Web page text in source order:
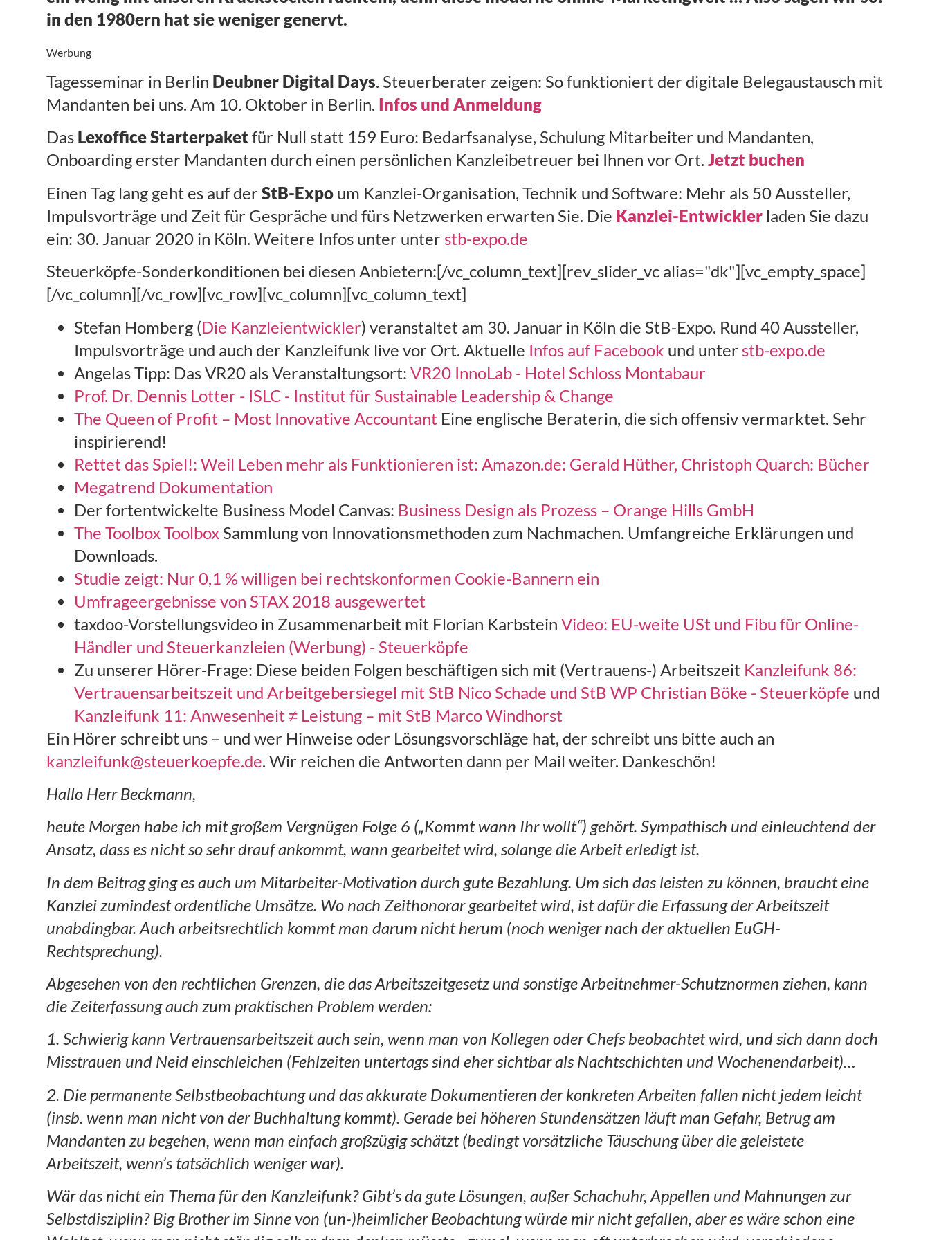
in den 1980ern hat sie weniger genervt.
Werbung
Tagesseminar in Berlin Deubner Digital Days. Steuerberater zeigen: So funktioniert der digitale Belegaustausch mit
Mandanten bei uns. Am 10. Oktober in Berlin. Infos und Anmeldung
Das Lexoffice Starterpaket für Null statt 159 Euro: Bedarfsanalyse, Schulung Mitarbeiter und Mandanten,
Onboarding erster Mandanten durch einen persönlichen Kanzleibetreuer bei Ihnen vor Ort.Jetzt buchen
Einen Tag lang geht es auf derStB-Expo um Kanzlei-Organisation, Technik und Software: Mehr als 50 Aussteller,
Impulsvorträge und Zeit für Gespräche und fürs Netzwerken erwarten Sie. Die Kanzlei-Entwickler laden Sie dazu
ein: 30. Januar 2020 in Köln. Weitere Infos unter unter stb-expo.de
Steuerköpfe-Sonderkonditionen bei diesen Anbietern:[/vc_column_text][rev_slider_vc alias="dk"][vc_empty_space]
[/vc_column][/vc_row][vc_row][vc_column][vc_column_text]
Stefan Homberg (Die Kanzleientwickler) veranstaltet am 30. Januar in Köln die StB-Expo. Rund 40 Aussteller,
Impulsvorträge und auch der Kanzleifunk live vor Ort. Aktuelle Infos auf Facebook und unter stb-expo.de
Angelas Tipp: Das VR20 als Veranstaltungsort:VR20 InnoLab - Hotel Schloss Montabaur
Prof. Dr. Dennis Lotter - ISLC - Institut für Sustainable Leadership & Change
The Queen of Profit – Most Innovative Accountant Eine englische Beraterin, die sich offensiv vermarktet. Sehr
inspirierend!
Rettet das Spiel!: Weil Leben mehr als Funktionieren ist: Amazon.de: Gerald Hüther, Christoph Quarch: Bücher
Megatrend Dokumentation
Der fortentwickelte Business Model Canvas: Business Design als Prozess – Orange Hills GmbH
The Toolbox Toolbox Sammlung von Innovationsmethoden zum Nachmachen. Umfangreiche Erklärungen und
Downloads.
Studie zeigt: Nur 0,1 % willigen bei rechtskonformen Cookie-Bannern ein
Umfrageergebnisse von STAX 2018 ausgewertet
taxdoo-Vorstellungsvideo in Zusammenarbeit mit Florian KarbsteinVideo: EU-weite USt und Fibu für Online-
Händler und Steuerkanzleien (Werbung) - Steuerköpfe
Zu unserer Hörer-Frage: Diese beiden Folgen beschäftigen sich mit (Vertrauens-) Arbeitszeit Kanzleifunk 86:
Vertrauensarbeitszeit und Arbeitgebersiegel mit StB Nico Schade und StB WP Christian Böke - Steuerköpfe und
Kanzleifunk 11: Anwesenheit ≠ Leistung – mit StB Marco Windhorst
Ein Hörer schreibt uns – und wer Hinweise oder Lösungsvorschläge hat, der schreibt uns bitte auch an
kanzleifunk@steuerkoepfe.de. Wir reichen die Antworten dann per Mail weiter. Dankeschön!
Hallo Herr Beckmann,
heute Morgen habe ich mit großem Vergnügen Folge 6 („Kommt wann Ihr wollt“) gehört. Sympathisch und einleuchtend der
Ansatz, dass es nicht so sehr drauf ankommt, wann gearbeitet wird, solange die Arbeit erledigt ist.
In dem Beitrag ging es auch um Mitarbeiter-Motivation durch gute Bezahlung. Um sich das leisten zu können, braucht eine
Kanzlei zumindest ordentliche Umsätze. Wo nach Zeithonorar gearbeitet wird, ist dafür die Erfassung der Arbeitszeit
unabdingbar. Auch arbeitsrechtlich kommt man darum nicht herum (noch weniger nach der aktuellen EuGH-
Rechtsprechung).
Abgesehen von den rechtlichen Grenzen, die das Arbeitszeitgesetz und sonstige Arbeitnehmer-Schutznormen ziehen, kann
die Zeiterfassung auch zum praktischen Problem werden:
1. Schwierig kann Vertrauensarbeitszeit auch sein, wenn man von Kollegen oder Chefs beobachtet wird, und sich dann doch
Misstrauen und Neid einschleichen (Fehlzeiten untertags sind eher sichtbar als Nachtschichten und Wochenendarbeit)…
2. Die permanente Selbstbeobachtung und das akkurate Dokumentieren der konkreten Arbeiten fallen nicht jedem leicht
(insb. wenn man nicht von der Buchhaltung kommt). Gerade bei höheren Stundensätzen läuft man Gefahr, Betrug am
Mandanten zu begehen, wenn man einfach großzügig schätzt (bedingt vorsätzliche Täuschung über die geleistete
Arbeitszeit, wenn’s tatsächlich weniger war).
Wär das nicht ein Thema für den Kanzleifunk? Gibt’s da gute Lösungen, außer Schachuhr, Appellen und Mahnungen zur
Selbstdisziplin? Big Brother im Sinne von (un-)heimlicher Beobachtung würde mir nicht gefallen, aber es wäre schon eine